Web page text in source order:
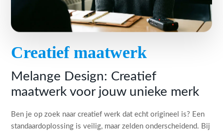
Creatief maatwerk
Melange Design: Creatief
maatwerk voor jouw unieke merk
Ben je op zoek naar creatief werk dat echt origineel is? Een
standaardoplossing is veilig, maar zelden onderscheidend. Bij